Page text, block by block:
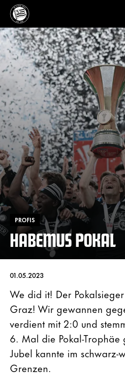
PROFIS
HABEMUS POKAL
01.05.2023
We did it! Der
Graz! Wir gewannen
verdient mit 2:0 und
6. Mal die Pokal-
Jubel kannte im schwarz-
Grenzen.